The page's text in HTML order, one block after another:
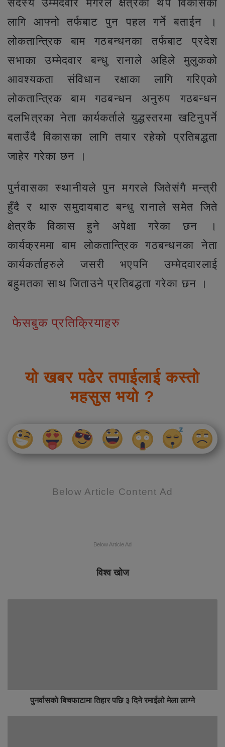
सदस्य उम्मेदवार मगरले क्षेत्रको थप विकासका
लागि आफ्नो तर्फबाट पुन पहल गर्ने बताईन ।
लोकतान्त्रिक बाम गठबन्धनका तर्फबाट प्रदेश
सभाका उम्मेदवार बन्धु रानाले अहिले मुलुकको
आवश्यकता संविधान रक्षाका लागि गरिएको
लोकतान्त्रिक बाम गठबन्धन अनुरुप गठबन्धन
दलभित्रका नेता कार्यकर्ताले युद्धस्तरमा खटिनुपर्ने
बताउँदै विकासका लागि तयार रहेको प्रतिबद्धता
जाहेर गरेका छन ।
पुर्नवासका स्थानीयले पुन मगरले जितेसंगै मन्त्री
हुँदै र थारु समुदायबाट बन्धु रानाले समेत जिते
क्षेत्रकै विकास हुने अपेक्षा गरेका छन ।
कार्यक्रममा बाम लोकतान्त्रिक गठबन्धनका नेता
कार्यकर्ताहरुले जसरी भएपनि उम्मेदवारलाई
बहुमतका साथ जिताउने प्रतिबद्धता गरेका छन ।
फेसबुक प्रतिक्रियाहरु
यो खबर पढेर तपाईलाई कस्तो
महसुस भयो ?
Below Article Content Ad
Below Article Ad
विश्व खोज
पुनर्वासको बिचफाटामा तिहार पछि ३ दिने रमाईलो मेला लाग्ने